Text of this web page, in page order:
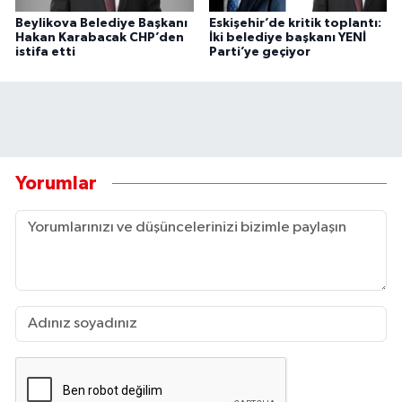
Beylikova Belediye Başkanı
Hakan Karabacak CHP’den
istifa etti
Eskişehir’de kritik toplantı:
İki belediye başkanı YENİ
Parti’ye geçiyor
Yorumlar